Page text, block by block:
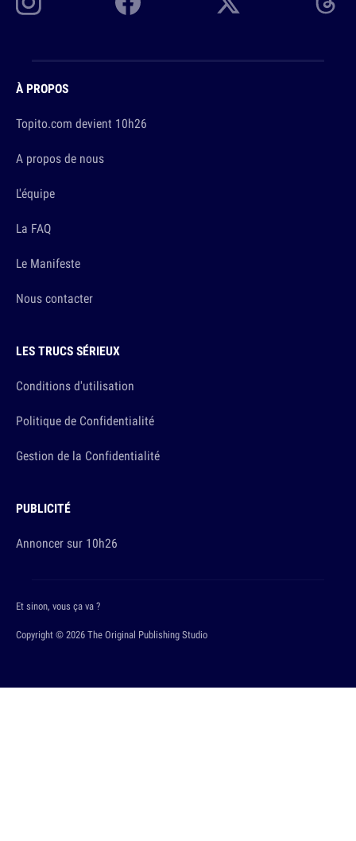
À PROPOS
Topito.com devient 10h26
A propos de nous
L'équipe
La FAQ
Le Manifeste
Nous contacter
LES TRUCS SÉRIEUX
Conditions d'utilisation
Politique de Confidentialité
Gestion de la Confidentialité
PUBLICITÉ
Annoncer sur 10h26
Copyright © 2026 The Original Publishing Studio
Et sinon, vous ça va ?